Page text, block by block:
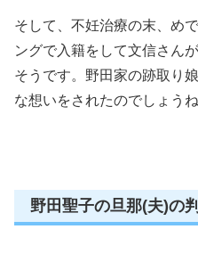
そして、不妊治療の末、め
ングで入籍をして文信さん
そうです。野田家の跡取り
な想いをされたのでしょうね
野田聖子の旦那(夫)の